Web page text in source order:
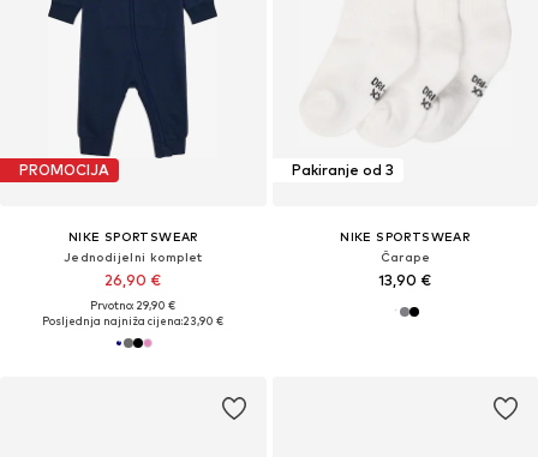
PROMOCIJA
NIKE SPORTSWEAR
Jednodijelni komplet
26,90 €
Prvotno: 29,90 €
Posljednja najniža cijena:23,90 €
Pakiranje od 3
NIKE SPORTSWEAR
Čarape
13,90 €